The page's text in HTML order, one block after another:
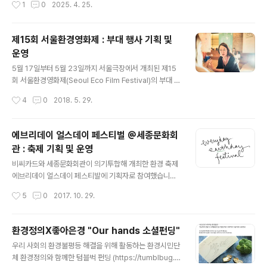
어요. 대부분이 중장년 여성이고, 지방의 민간 업체에는 이
소리와 색"은 4월 20일 장애인의 날과 4월 22일 지구의
자와 관객이 모두 움직이는 이동형 공연이었습니다.장애,
비장애 예술가들이 함께 경계를 허물고 함께 성장하는 미
래를 그리는 린 챔버 앙상블 단원들은 아름다운 공존의 선
율을 들려주었습니다. 서울시국악관현악단 박경미 피리 연
현진 작가님은 '호접도'를 통해 경계를 넘어 조화를 이루는
1 0 2025. 4. 25.
제15회 서울환경영화제 : 부대 행사 기획 및
운영
5월 17일부터 5월 23일까지 서울극장에서 개최된 제15
회 서울환경영화제(Seoul Eco Film Festival)의 부대 행
진행되었습니다.부대 행사는 크게 상설 프로그램과 특별
립북, 에코 짤 만들기 2) 종이로 무엇이든, 시네마 꼴라쥬
3) 거치대 3분접기를 준비했습니다. 극장에서 버려지는 폐
종이 자원을 적극 활용해 손으로 만드는 창작의 즐거움을
전하고자 했습니다. 참가 신청을 받는 특별 프로그램으로
발히 활동하고 있는 환경 예술가를 매칭하는 특별 프로그
4 0 2018. 5. 29.
에브리데이 얼스데이 페스티벌 @세종문화회
관 : 축제 기획 및 운영
비씨카드와 세종문화회관이 의기투합해 개최한 환경 축제
에브리데이 얼스데이 페스티발에 기획자로 참여했습니다.
니다.페스티벌의 시작은 비씨카드의 "페이퍼리스" 사업입
택할 수 있는 포스계산대를 개발하여 씨유, 세븐일레븐 등
협력 가맹점에 보급했습니다. 영수증 출력을 줄여 환경기
금으로 적립, 그동안 중국에 숲을 만들어왔다고 합니다.이
와 더불어 올해는 대국민캠페인으로서 환경과 예술을 결합
5 0 2017. 10. 29.
환경정의X좋아은경 "Our hands 소셜펀딩"
우리 사회의 환경불평등 해결을 위해 활동하는 환경시민단
체 환경정의와 함께한 텀블벅 펀딩 (https://tumblbug.c